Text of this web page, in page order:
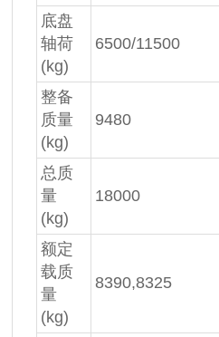
底盘
轴荷
(kg)
6500/11500
整备
质量
(kg)
9480
总质
量
(kg)
18000
额定
载质
量
(kg)
8390,8325